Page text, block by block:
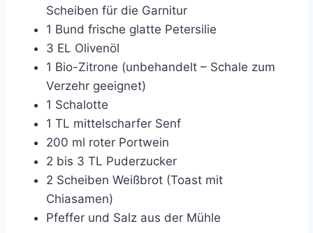
Scheiben für die Garnitur
1 Bund frische glatte Petersilie
3 EL Olivenöl
1 Bio-Zitrone (unbehandelt – Schale zum
Verzehr geeignet)
1 Schalotte
1 TL mittelscharfer Senf
200 ml roter Portwein
2 bis 3 TL Puderzucker
2 Scheiben Weißbrot (Toast mit
Chiasamen)
Pfeffer und Salz aus der Mühle